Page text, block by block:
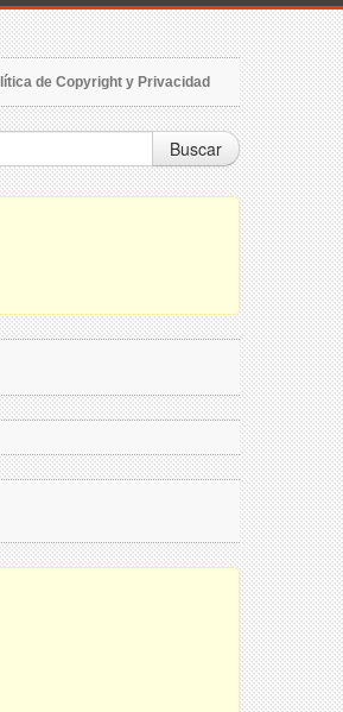
de Copyright y Privacidad
Buscar